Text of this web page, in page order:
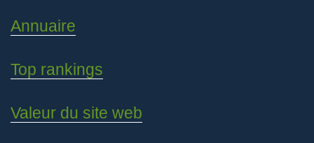
Annuaire
Top rankings
Valeur du site web